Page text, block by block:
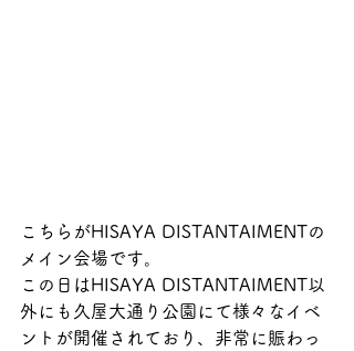
こちらがHISAYA DISTANTAIMENTの
メイン会場です。
この日はHISAYA DISTANTAIMENT以
外にも久屋大通り公園にて様々なイベ
ントが開催されており、非常に賑わっ